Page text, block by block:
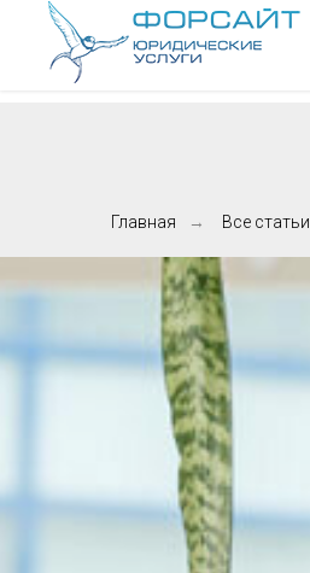
Главная → Все статьи